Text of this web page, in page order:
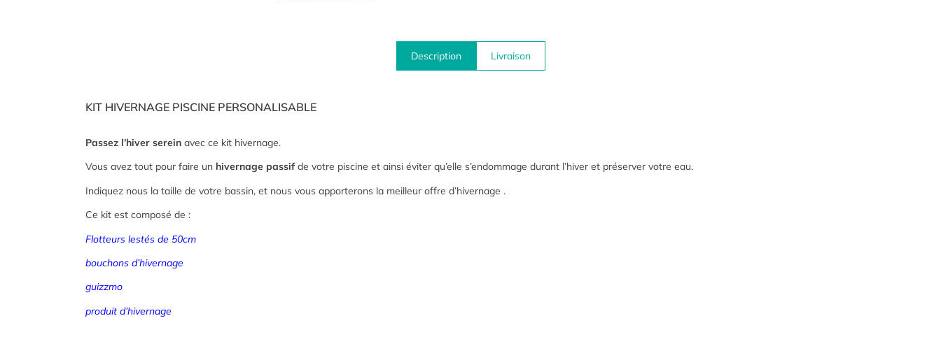
Description Livraison
KIT HIVERNAGE PISCINE PERSONALISABLE
Passez l’hiver serein avec ce kit hivernage.
Vous avez tout pour faire un hivernage passifde votre piscine et ainsi éviter qu’elle s’endommage durant l’hiver et préserver votre eau.
Indiquez nous la taille de votre bassin, et nous vous apporterons la meilleur offre d’hivernage .
Ce kit est composé de :
Flotteurs lestés de 50cm
bouchons d’hivernage
guizzmo
produit d’hivernage